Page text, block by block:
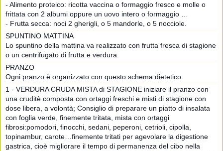
- Alimento proteico: ricotta vaccina o formaggio fresco e molle o
frittata con 2 albumi oppure un uovo intero o formaggio …
- Frutta secca: noci 2 gherigli, o 5 mandorle, o 5 nocciole.
SPUNTINO MATTINA
Lo spuntino della mattina va realizzato con frutta fresca di stagione
o un centrifugato di frutta e verdura.
PRANZO
Ogni pranzo è organizzato con questo schema dietetico:
1 - VERDURA CRUDA MISTA di STAGIONE iniziare il pranzo con
una cruditè composta con ortaggi freschi e misti di stagione con
dose libera, a volontà; Consiglio di preparare un piatto di insalata
con foglia verde, finemente tritata, mista con ortaggi
fibrosi:pomodori, finocchi, sedani, peperoni, cetrioli, cipolla,
topinambur, carote…finemente tritati per agevolare la digestione
gastrica, cioè migliorare il tempo di permanenza del cibo nella